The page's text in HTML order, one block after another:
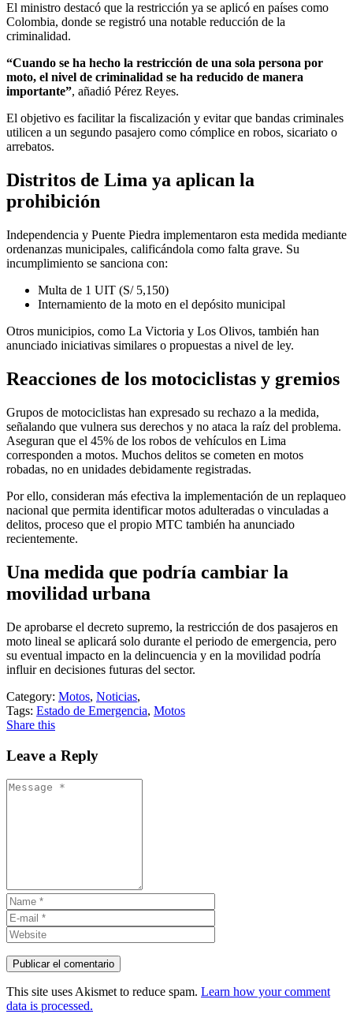
El ministro destacó que la restricción ya se aplicó en países como
Colombia, donde se registró una notable reducción de la
criminalidad.
“Cuando se ha hecho la restricción de una sola persona por
moto, el nivel de criminalidad se ha reducido de manera
importante”, añadió Pérez Reyes.
El objetivo es facilitar la fiscalización y evitar que bandas criminales
utilicen a un segundo pasajero como cómplice en robos, sicariato o
arrebatos.
Distritos de Lima ya aplican la
prohibición
Independencia y Puente Piedra implementaron esta medida mediante
ordenanzas municipales, calificándola como falta grave. Su
incumplimiento se sanciona con:
Multa de 1 UIT (S/ 5,150)
Internamiento de la moto en el depósito municipal
Otros municipios, como La Victoria y Los Olivos, también han
anunciado iniciativas similares o propuestas a nivel de ley.
Reacciones de los motociclistas y gremios
Grupos de motociclistas han expresado su rechazo a la medida,
señalando que vulnera sus derechos y no ataca la raíz del problema.
Aseguran que el 45% de los robos de vehículos en Lima
corresponden a motos. Muchos delitos se cometen en motos
robadas, no en unidades debidamente registradas.
Por ello, consideran más efectiva la implementación de un replaqueo
nacional que permita identificar motos adulteradas o vinculadas a
delitos, proceso que el propio MTC también ha anunciado
recientemente.
Una medida que podría cambiar la
movilidad urbana
De aprobarse el decreto supremo, la restricción de dos pasajeros en
moto lineal se aplicará solo durante el periodo de emergencia, pero
su eventual impacto en la delincuencia y en la movilidad podría
influir en decisiones futuras del sector.
Category: Motos, Noticias,
Tags: Estado de Emergencia, Motos
Share this
Leave a Reply
This site uses Akismet to reduce spam. Learn how your comment
data is processed.